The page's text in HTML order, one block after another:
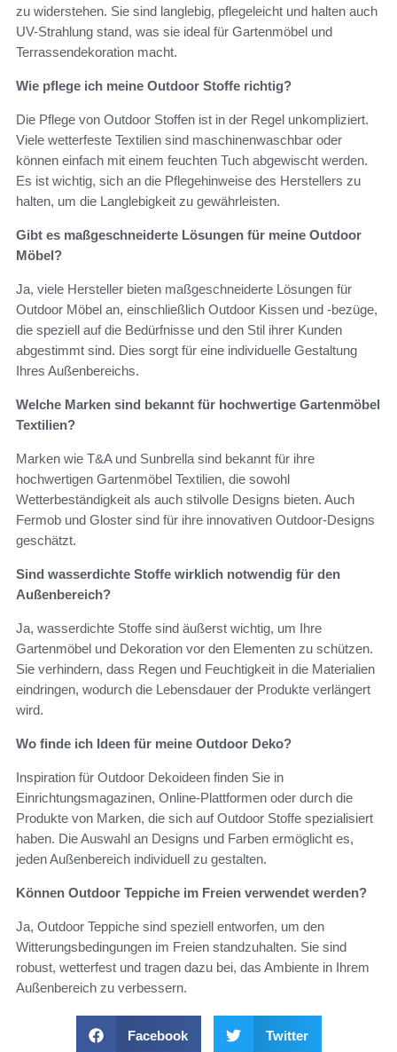
zu widerstehen. Sie sind langlebig, pflegeleicht und halten auch
UV-Strahlung stand, was sie ideal für Gartenmöbel und
Terrassendekoration macht.
Wie pflege ich meine Outdoor Stoffe richtig?
Die Pflege von Outdoor Stoffen ist in der Regel unkompliziert.
Viele wetterfeste Textilien sind maschinenwaschbar oder
können einfach mit einem feuchten Tuch abgewischt werden.
Es ist wichtig, sich an die Pflegehinweise des Herstellers zu
halten, um die Langlebigkeit zu gewährleisten.
Gibt es maßgeschneiderte Lösungen für meine Outdoor
Möbel?
Ja, viele Hersteller bieten maßgeschneiderte Lösungen für
Outdoor Möbel an, einschließlich Outdoor Kissen und -bezüge,
die speziell auf die Bedürfnisse und den Stil ihrer Kunden
abgestimmt sind. Dies sorgt für eine individuelle Gestaltung
Ihres Außenbereichs.
Welche Marken sind bekannt für hochwertige Gartenmöbel
Textilien?
Marken wie T&A und Sunbrella sind bekannt für ihre
hochwertigen Gartenmöbel Textilien, die sowohl
Wetterbeständigkeit als auch stilvolle Designs bieten. Auch
Fermob und Gloster sind für ihre innovativen Outdoor-Designs
geschätzt.
Sind wasserdichte Stoffe wirklich notwendig für den
Außenbereich?
Ja, wasserdichte Stoffe sind äußerst wichtig, um Ihre
Gartenmöbel und Dekoration vor den Elementen zu schützen.
Sie verhindern, dass Regen und Feuchtigkeit in die Materialien
eindringen, wodurch die Lebensdauer der Produkte verlängert
wird.
Wo finde ich Ideen für meine Outdoor Deko?
Inspiration für Outdoor Dekoideen finden Sie in
Einrichtungsmagazinen, Online-Plattformen oder durch die
Produkte von Marken, die sich auf Outdoor Stoffe spezialisiert
haben. Die Auswahl an Designs und Farben ermöglicht es,
jeden Außenbereich individuell zu gestalten.
Können Outdoor Teppiche im Freien verwendet werden?
Ja, Outdoor Teppiche sind speziell entworfen, um den
Witterungsbedingungen im Freien standzuhalten. Sie sind
robust, wetterfest und tragen dazu bei, das Ambiente in Ihrem
Außenbereich zu verbessern.
Facebook Twitter